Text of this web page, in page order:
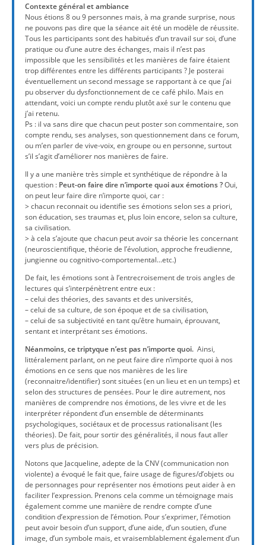
Contexte général et ambiance
Nous étions 8 ou 9 personnes mais, à ma grande surprise, nous
ne pouvons pas dire que la séance ait été un modèle de réussite.
Tous les participants sont des habitués d’un travail sur soi, d’une
pratique ou d’une autre des échanges, mais il n’est pas
impossible que les sensibilités et les manières de faire étaient
trop différentes entre les différents participants ? Je posterai
éventuellement un second message se rapportant à ce que j’ai
pu observer du dysfonctionnement de ce café philo. Mais en
attendant, voici un compte rendu plutôt axé sur le contenu que
j’ai retenu.
Ps : il va sans dire que chacun peut poster son commentaire, son
compte rendu, ses analyses, son questionnement dans ce forum,
ou m’en parler de vive-voix, en groupe ou en personne, surtout
s’il s’agit d’améliorer nos manières de faire.
Il y a une manière très simple et synthétique de répondre à la
question : Peut-on faire dire n’importe quoi aux émotions ?Oui,
on peut leur faire dire n’importe quoi, car :
> chacun reconnait ou identifie ses émotions selon ses a priori,
son éducation, ses traumas et, plus loin encore, selon sa culture,
sa civilisation.
> à cela s’ajoute que chacun peut avoir sa théorie les concernant
(neuroscientifique, théorie de l’évolution, approche freudienne,
jungienne ou cognitivo-comportemental…etc.)
De fait, les émotions sont à l’entrecroisement de trois angles de
lectures qui s’interpénètrent entre eux :
– celui des théories, des savants et des universités,
– celui de sa culture, de son époque et de sa civilisation,
– celui de sa subjectivité en tant qu’être humain, éprouvant,
sentant et interprétant ses émotions.
Néanmoins, ce triptyque n’est pas n’importe quoi. Ainsi,
littéralement parlant, on ne peut faire dire n’importe quoi à nos
émotions en ce sens que nos manières de les lire
(reconnaitre/identifier) sont situées (en un lieu et en un temps) et
selon des structures de pensées. Pour le dire autrement, nos
manières de comprendre nos émotions, de les vivre et de les
interpréter répondent d’un ensemble de déterminants
psychologiques, sociétaux et de processus rationalisant (les
théories). De fait, pour sortir des généralités, il nous faut aller
vers plus de précision.
Notons que Jacqueline, adepte de la CNV (communication non
violente) a évoqué le fait que, faire usage de figures/d’objets ou
de personnages pour représenter nos émotions peut aider à en
faciliter l’expression. Prenons cela comme un témoignage mais
également comme une manière de rendre compte d’une
condition d’expression de l’émotion. Pour s’exprimer, l’émotion
peut avoir besoin d’un support, d’une aide, d’un soutien, d’une
image, d’un symbole mais, et vraisemblablement également d’un